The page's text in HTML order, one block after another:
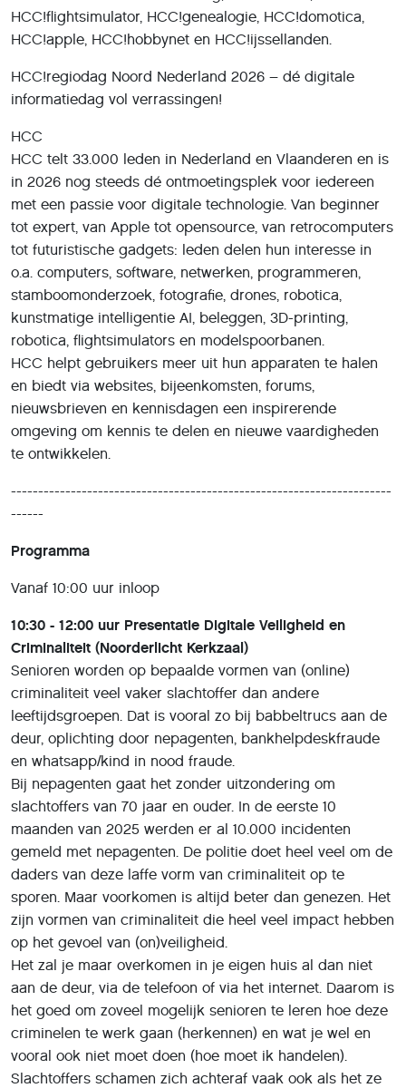
HCC!flightsimulator, HCC!genealogie, HCC!domotica,
HCC!apple, HCC!hobbynet en HCC!ijssellanden.
HCC!regiodag Noord Nederland 2026 – dé digitale
informatiedag vol verrassingen!
HCC
HCC telt 33.000 leden in Nederland en Vlaanderen en is
in 2026 nog steeds dé ontmoetingsplek voor iedereen
met een passie voor digitale technologie. Van beginner
tot expert, van Apple tot opensource, van retrocomputers
tot futuristische gadgets: leden delen hun interesse in
o.a. computers, software, netwerken, programmeren,
stamboomonderzoek, fotografie, drones, robotica,
kunstmatige intelligentie AI, beleggen, 3D-printing,
robotica, flightsimulators en modelspoorbanen.
HCC helpt gebruikers meer uit hun apparaten te halen
en biedt via websites, bijeenkomsten, forums,
nieuwsbrieven en kennisdagen een inspirerende
omgeving om kennis te delen en nieuwe vaardigheden
te ontwikkelen.
----------------------------------------------------------------------
------
Programma
Vanaf 10:00 uur inloop
10:30 - 12:00 uur Presentatie Digitale Veiligheid en
Criminaliteit (Noorderlicht Kerkzaal)
Senioren worden op bepaalde vormen van (online)
criminaliteit veel vaker slachtoffer dan andere
leeftijdsgroepen. Dat is vooral zo bij babbeltrucs aan de
deur, oplichting door nepagenten, bankhelpdeskfraude
en whatsapp/kind in nood fraude.
Bij nepagenten gaat het zonder uitzondering om
slachtoffers van 70 jaar en ouder. In de eerste 10
maanden van 2025 werden er al 10.000 incidenten
gemeld met nepagenten. De politie doet heel veel om de
daders van deze laffe vorm van criminaliteit op te
sporen. Maar voorkomen is altijd beter dan genezen. Het
zijn vormen van criminaliteit die heel veel impact hebben
op het gevoel van (on)veiligheid.
Het zal je maar overkomen in je eigen huis al dan niet
aan de deur, via de telefoon of via het internet. Daarom is
het goed om zoveel mogelijk senioren te leren hoe deze
criminelen te werk gaan (herkennen) en wat je wel en
vooral ook niet moet doen (hoe moet ik handelen).
Slachtoffers schamen zich achteraf vaak ook als het ze